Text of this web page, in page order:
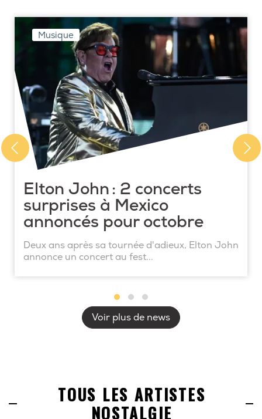
Musique
Elton John : 2 concerts
surprises à Mexico
annoncés pour octobre
Deux ans après sa tournée d'adieux, Elton John
annonce un concert au fest...
Voir plus de news
TOUS LES ARTISTES
NOSTALGIE